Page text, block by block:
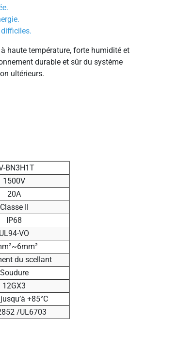
haute température, forte humidité et
durable et sûr du système
ultérieurs.
BN3H1T
1500V
20A
Classe II
IP68
UL94-VO
du scellant
Soudure
12GX3
+85°C
/UL6703